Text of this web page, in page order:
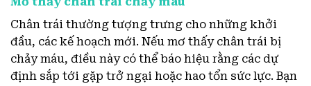
Chân trái thường tượng trưng cho những khởi
đầu, các kế hoạch mới. Nếu mơ thấy chân trái bị
chảy máu, điều này có thể báo hiệu rằng các dự
định sắp tới gặp trở ngại hoặc hao tổn sức lực. Bạn